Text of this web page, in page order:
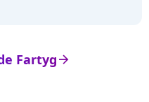
arrow_right
Fartyg